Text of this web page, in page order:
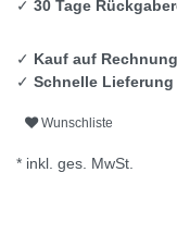
✓ 30 Tage
✓ Kauf auf Rechnung
✓ Schnelle Lieferung
Wunschliste
* inkl. ges. MwSt.